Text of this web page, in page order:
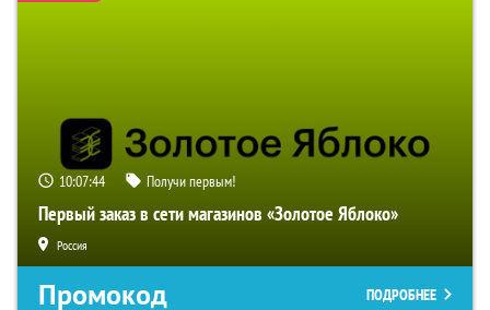
10:07:43 Получи первым!
Первый заказ в сети магазинов «Золотое Яблоко»
Россия
Промокод ПОДРОБНЕЕ